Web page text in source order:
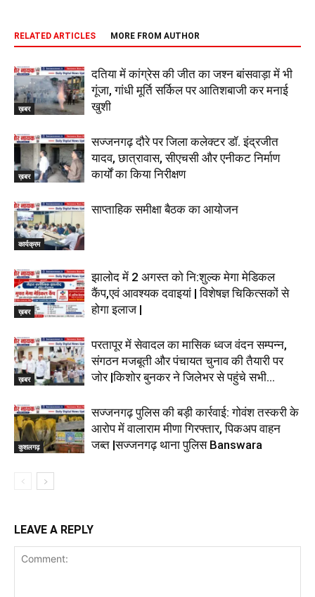
RELATED ARTICLES MORE FROM AUTHOR
ख़बर
दतिया में कांग्रेस की जीत का जश्न बांसवाड़ा में भी
गूंजा, गांधी मूर्ति सर्किल पर आतिशबाजी कर मनाई
खुशी
ख़बर
सज्जनगढ़ दौरे पर जिला कलेक्टर डॉ. इंद्रजीत
यादव, छात्रावास, सीएचसी और एनीकट निर्माण
कार्यों का किया निरीक्षण
कार्यक्रम
साप्ताहिक समीक्षा बैठक का आयोजन
ख़बर
झालोद में 2 अगस्त को नि:शुल्क मेगा मेडिकल
कैंप,एवं आवश्यक दवाइयां | विशेषज्ञ चिकित्सकों से
होगा इलाज |
ख़बर
परतापूर में सेवादल का मासिक ध्वज वंदन सम्पन्न,
संगठन मजबूती और पंचायत चुनाव की तैयारी पर
जोर |किशोर बुनकर ने जिलेभर से पहुंचे सभी...
कुशलगढ़
सज्जनगढ़ पुलिस की बड़ी कार्रवाई: गोवंश तस्करी के
आरोप में वालाराम मीणा गिरफ्तार, पिकअप वाहन
जब्त |सज्जनगढ़ थाना पुलिस Banswara
LEAVE A REPLY